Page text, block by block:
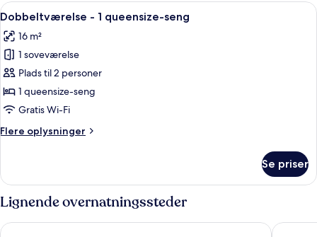
enkeltsenge
Indlæs
alle
billeder
af
Dobbeltværelse
-
1
seng
En pænt redt seng med hvid dyne
5
Dobbeltværelse - 1 queensize-seng
16 m²
1 soveværelse
Plads til 2 personer
1 queensize-seng
Gratis Wi-Fi
Flere oplysninger
Flere
-
1
queensize-
seng
Se priser
Lignende overnatningssteder
Hotel Temple Ponferrada Hotel